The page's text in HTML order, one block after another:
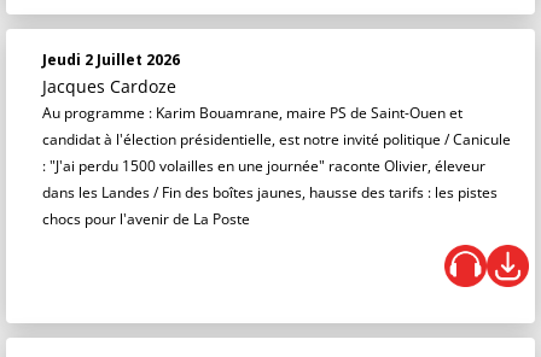
Jeudi 2 Juillet 2026
Jacques Cardoze
Au programme : Karim Bouamrane, maire PS de Saint-Ouen et
candidat à l'élection présidentielle, est notre invité politique / Canicule
: "J'ai perdu 1500 volailles en une journée" raconte Olivier, éleveur
dans les Landes / Fin des boîtes jaunes, hausse des tarifs : les pistes
chocs pour l'avenir de La Poste